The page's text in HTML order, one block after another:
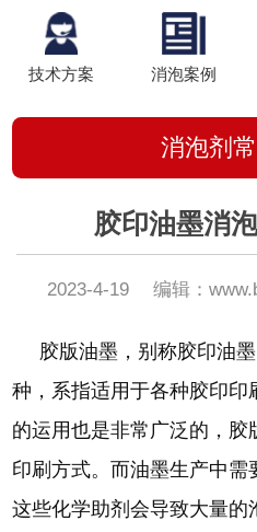
技术方案 消泡案例
消泡剂
胶印油墨消
2023-4-19 编辑：
胶版油墨，别称胶印油墨
种，系指适用于各种胶印
的运用也是非常广泛的，胶
印刷方式。而油墨生产中需
这些化学助剂会导致大量的